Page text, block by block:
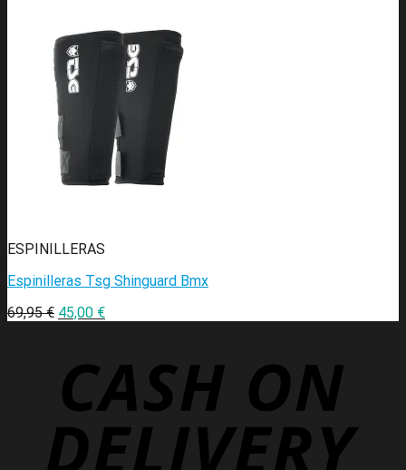
ESPINILLERAS
Espinilleras Tsg Shinguard Bmx
69,95€ 45,00 €